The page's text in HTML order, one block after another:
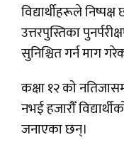
विद्यार्थीहरूले
उत्तरपुस्तिका
सुनिश्चित गर्न माग
कक्षा १२ को
नभई हजारौँ
जनाएका छन्।